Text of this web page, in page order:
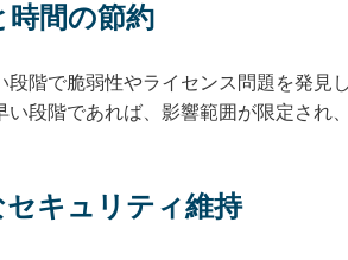
間の節約
段階で脆弱性やライセンス問題を発
い段階であれば、影響範囲が限定され
セキュリティ維持